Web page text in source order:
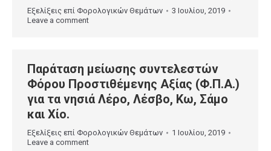
Εξελίξεις επί Φορολογικών Θεμάτων
3 Ιουλίου, 2019
Leave a comment
Παράταση μείωσης συντελεστών
Φόρου Προστιθέμενης Αξίας (Φ.Π.Α.)
για τα νησιά Λέρο, Λέσβο, Κω, Σάμο
και Χίο.
Εξελίξεις επί Φορολογικών Θεμάτων
1 Ιουλίου, 2019
Leave a comment